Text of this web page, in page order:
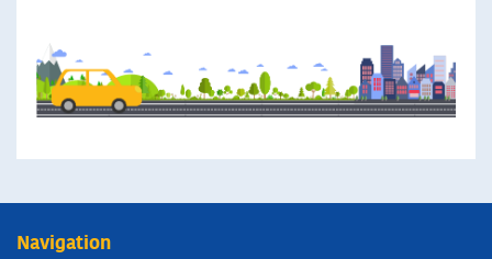
Navigation